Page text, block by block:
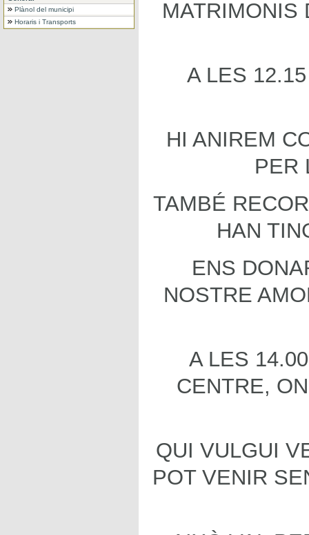
Plànol del municipi
Horaris i Transports
MATRIMONIS
A LES
HI ANIREM
PER
TAMBÉ
HAN
ENS
NOSTRE
A LES
CENTRE,
QUI VULGUI
POT VENIR